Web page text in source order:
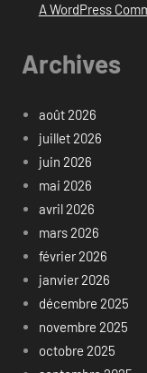
A WordPress
Archives
août 2026
juillet 2026
juin 2026
mai 2026
avril 2026
mars 2026
février 2026
janvier 2026
décembre 2025
novembre 2025
octobre 2025